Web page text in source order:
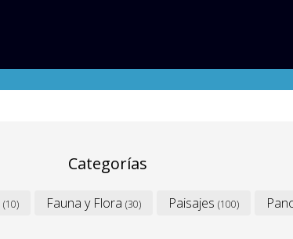
Categorías
(10) Fauna y Flora (30) Paisajes (100)